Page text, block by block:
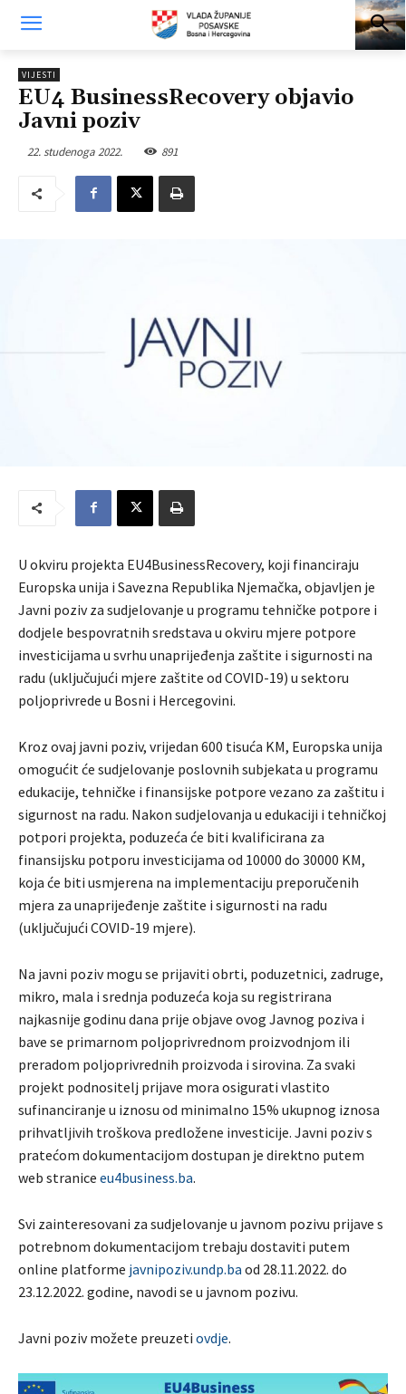
VIJESTI
EU4 BusinessRecovery objavio
Javni poziv
22. studenoga 2022. 891
U okviru projekta EU4BusinessRecovery, koji financiraju
Europska unija i Savezna Republika Njemačka, objavljen je
Javni poziv za sudjelovanje u programu tehničke potpore i
dodjele bespovratnih sredstava u okviru mjere potpore
investicijama u svrhu unaprijeđenja zaštite i sigurnosti na
radu (uključujući mjere zaštite od COVID-19) u sektoru
poljoprivrede u Bosni i Hercegovini.
Kroz ovaj javni poziv, vrijedan 600 tisuća KM, Europska unija
omogućit će sudjelovanje poslovnih subjekata u programu
edukacije, tehničke i finansijske potpore vezano za zaštitu i
sigurnost na radu. Nakon sudjelovanja u edukaciji i tehničkoj
potpori projekta, poduzeća će biti kvalificirana za
finansijsku potporu investicijama od 10000 do 30000 KM,
koja će biti usmjerena na implementaciju preporučenih
mjera za unaprijeđenje zaštite i sigurnosti na radu
(uključujući COVID-19 mjere).
Na javni poziv mogu se prijaviti obrti, poduzetnici, zadruge,
mikro, mala i srednja poduzeća koja su registrirana
najkasnije godinu dana prije objave ovog Javnog poziva i
bave se primarnom poljoprivrednom proizvodnjom ili
preradom poljoprivrednih proizvoda i sirovina. Za svaki
projekt podnositelj prijave mora osigurati vlastito
sufinanciranje u iznosu od minimalno 15% ukupnog iznosa
prihvatljivih troškova predložene investicije. Javni poziv s
pratećom dokumentacijom dostupan je direktno putem
web stranice eu4business.ba.
Svi zainteresovani za sudjelovanje u javnom pozivu prijave s
potrebnom dokumentacijom trebaju dostaviti putem
online platforme javnipoziv.undp.ba od 28.11.2022. do
23.12.2022. godine, navodi se u javnom pozivu.
Javni poziv možete preuzeti ovdje.